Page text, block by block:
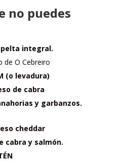
no puedes
integral.
de O Cebreiro
(o levadura)
de cabra
y garbanzos.
cheddar
cabra y salmón.